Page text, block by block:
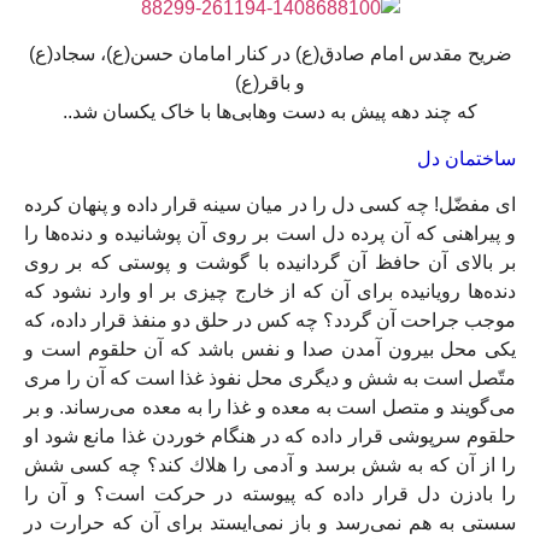
ضریح مقدس امام صادق(ع) در کنار امامان حسن(ع)، سجاد(ع)
و باقر(ع)
که چند دهه پیش به دست وهابی‌ها با خاک یکسان شد..
ساختمان دل‏
اى مفضّل! چه كسى دل را در ميان سينه قرار داده و پنهان كرده
و پيراهنى كه آن پرده دل است بر روى آن پوشانيده و دنده‌‏ها را
بر بالاى آن حافظ آن گردانيده با گوشت و پوستى كه بر روى
دنده‏‌ها رويانيده براى آن كه از خارج چيزى بر او وارد نشود كه
موجب جراحت آن گردد؟ چه كس در حلق دو منفذ قرار داده، كه
يكى محل بيرون آمدن صدا و نفس باشد كه آن حلقوم است و
متّصل است به شش و ديگرى محل‏ نفوذ غذا است كه آن را مرى
مى‏‌گويند و متصل است به معده و غذا را به معده مى‏‌رساند. و بر
حلقوم سرپوشى قرار داده كه در هنگام خوردن غذا مانع شود او
را از آن كه به شش برسد و آدمى را هلاك كند؟ چه كسى شش
را بادزن دل قرار داده كه پيوسته در حركت است؟ و آن را
سستى به هم نمى‌‏رسد و باز نمى‌‏ايستد براى آن كه حرارت در